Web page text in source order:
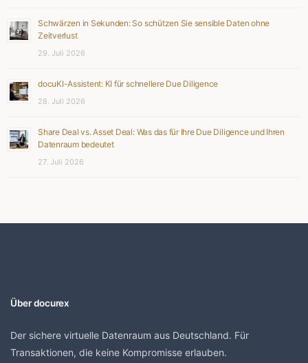
Schwärzen in Sekunden: So schützen Sie sensible Daten ohne
Zeitverlust
29. Juli 2026
docuKI-Assistent: KI für schnellere Due Diligence
28. Juli 2026
Share Deal vs. Asset Deal: Was das für Ihre Due Diligence und Ihren
Datenraum bedeutet
27. Juli 2026
Über docurex
Der sichere virtuelle Datenraum aus Deutschland. Für
Transaktionen, die keine Kompromisse erlauben.